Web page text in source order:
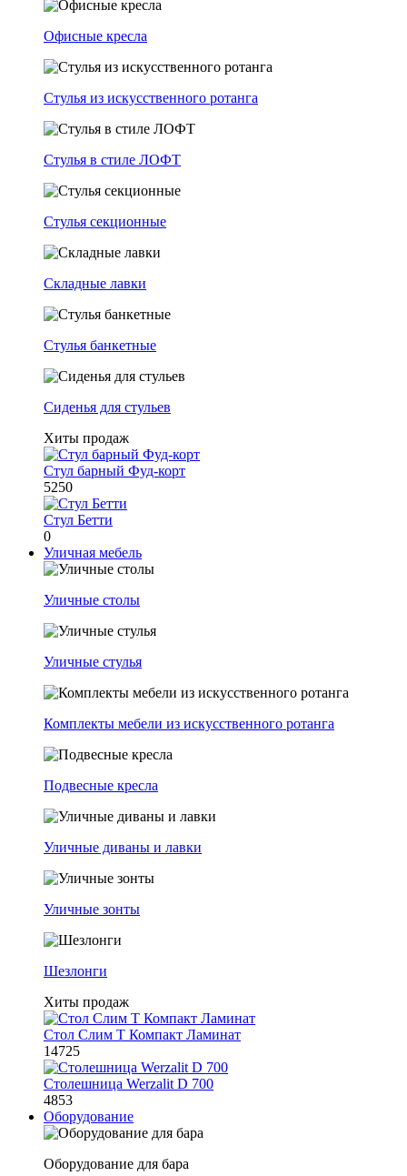
Офисные кресла
Стулья из искусственного ротанга
Стулья в стиле ЛОФТ
Стулья секционные
Складные лавки
Стулья банкетные
Сиденья для стульев
Хиты продаж
Стул барный Фуд-корт
5250
Стул Бетти
0
Уличная мебель
Уличные столы
Уличные стулья
Комплекты мебели из искусственного ротанга
Подвесные кресла
Уличные диваны и лавки
Уличные зонты
Шезлонги
Хиты продаж
Стол Слим Т Компакт Ламинат
14725
Столешница Werzalit D 700
4853
Оборудование
Оборудование для бара